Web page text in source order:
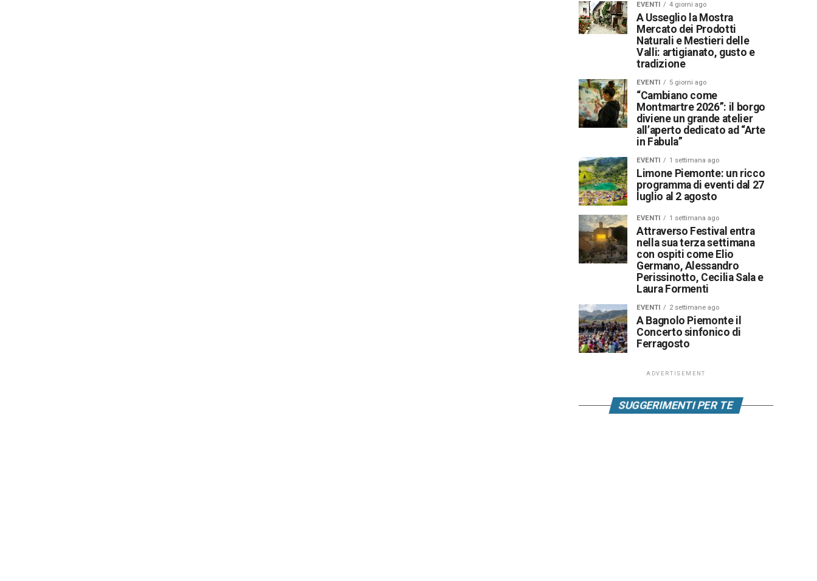
EVENTI 4 giorni ago
A Usseglio la Mostra
Mercato dei Prodotti
Naturali e Mestieri delle
Valli: artigianato, gusto e
tradizione
EVENTI 5 giorni ago
“Cambiano come
Montmartre 2026”: il borgo
diviene un grande atelier
all’aperto dedicato ad “Arte
in Fabula”
EVENTI 1 settimana ago
Limone Piemonte: un ricco
programma di eventi dal 27
luglio al 2 agosto
EVENTI 1 settimana ago
Attraverso Festival entra
nella sua terza settimana
con ospiti come Elio
Germano, Alessandro
Perissinotto, Cecilia Sala e
Laura Formenti
EVENTI 2 settimane ago
A Bagnolo Piemonte il
Concerto sinfonico di
Ferragosto
ADVERTISEMENT
SUGGERIMENTI PER TE